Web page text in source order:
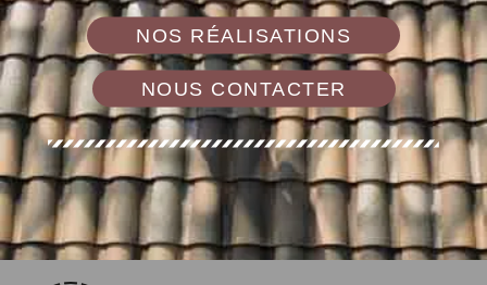
NOS RÉALISATIONS
NOUS CONTACTER